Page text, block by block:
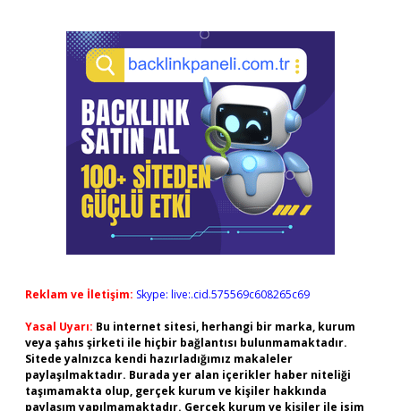
Reklam ve İletişim: Skype: live:.cid.575569c608265c69
Yasal Uyarı: Bu internet sitesi, herhangi bir marka, kurum
veya şahıs şirketi ile hiçbir bağlantısı bulunmamaktadır.
Sitede yalnızca kendi hazırladığımız makaleler
paylaşılmaktadır. Burada yer alan içerikler haber niteliği
taşımamakta olup, gerçek kurum ve kişiler hakkında
paylaşım yapılmamaktadır. Gerçek kurum ve kişiler ile isim